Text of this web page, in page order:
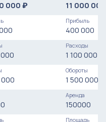
000 ₽ 11 000
Прибыль
400 000
Расходы
1 100 000
Обороты
1 500 000
Аренда
150000
Площадь